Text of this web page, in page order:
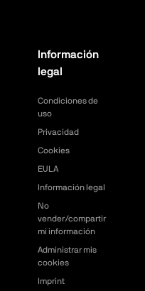
Información
legal
Condiciones de
uso
Privacidad
Cookies
EULA
Información legal
No
vender/compartir
mi información
Administrar mis
cookies
Imprint